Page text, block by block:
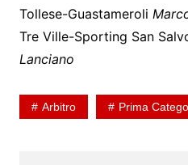
Tollese-Guastameroli
Tre Ville-Sporting San
Lanciano
Arbitro Prima